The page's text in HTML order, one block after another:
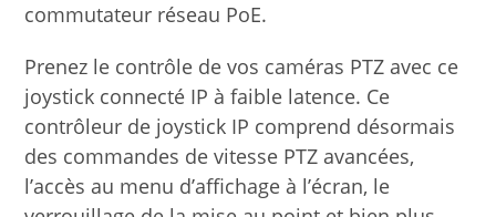
commutateur réseau PoE.
Prenez le contrôle de vos caméras PTZ avec ce
joystick connecté IP à faible latence. Ce
contrôleur de joystick IP comprend désormais
des commandes de vitesse PTZ avancées,
l’accès au menu d’affichage à l’écran, le